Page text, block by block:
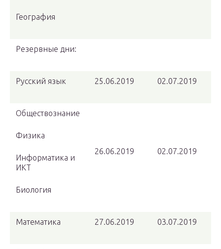
География
Резервные дни:
Русский язык 25.06.2019 02.07.2019
Обществознание
Физика
Информатика и
ИКТ
Биология
26.06.2019 02.07.2019
Математика 27.06.2019 03.07.2019